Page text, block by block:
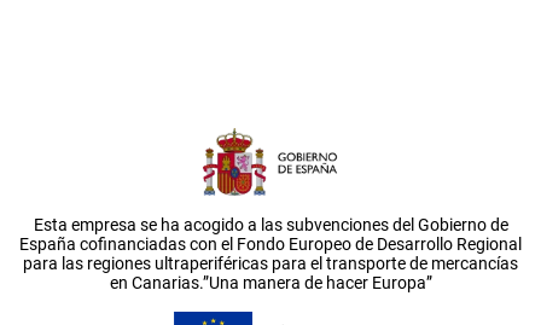
Esta empresa se ha acogido a las subvenciones del Gobierno de
España cofinanciadas con el Fondo Europeo de Desarrollo Regional
para las regiones ultraperiféricas para el transporte de mercancías
en Canarias.”Una manera de hacer Europa”